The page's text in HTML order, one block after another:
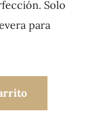
Solo
para